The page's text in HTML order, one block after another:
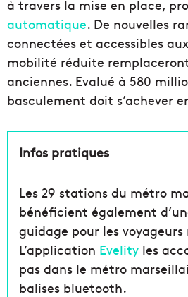
à travers la mise en place,
automatique. De nouvelles
connectées et accessibles
mobilité réduite
anciennes. Evalué à 580
basculement doit s’achever
Infos pratiques
Les 29 stations du métro
bénéficient également
guidage pour les
L’application Evelity les
pas dans le métro
balises bluetooth.